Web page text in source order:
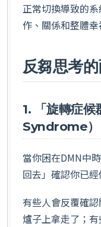
正常切換導致的
作、關係和整體幸
反芻思考
1. 「旋轉症
Syndrome）
當你困在DMN中
回去」確認你已經
有些人會反覆確
爐子上拿走了；